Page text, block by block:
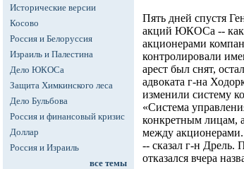
Исторические версии
Косово
Россия и Белоруссия
Израиль и Палестина
Дело ЮКОСа
Защита Химкинского леса
Дело Бульбова
Россия и финансовый кризис
Доллар
Россия и Израиль
все темы
Пять дней спустя
акций ЮКОСа -- как
акционерами
контролировали
арест был снят,
адвоката г-на
изменили систему
«Система
конкретным лицам,
между акционерами.
-- сказал г-н Дрель.
отказался вчера